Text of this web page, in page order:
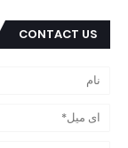
CONTACT US